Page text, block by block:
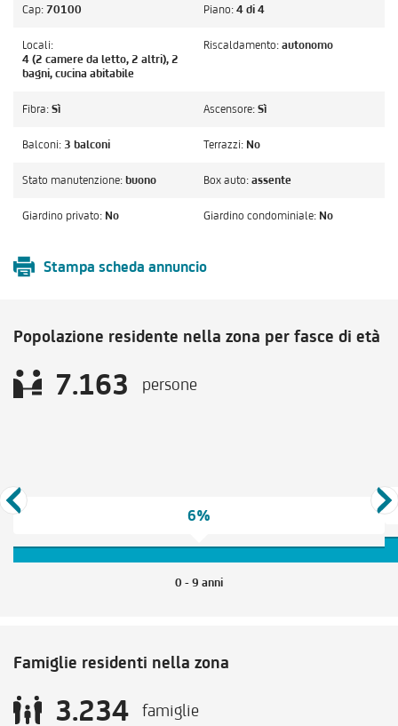
Cap: 70100 Piano: 4 di 4
Locali:
4 (2 camere da letto, 2 altri), 2
bagni, cucina abitabile
Riscaldamento: autonomo
Fibra: Sì Ascensore: Sì
Balconi: 3 balconi Terrazzi: No
Stato manutenzione: buono Box auto: assente
Giardino privato: No Giardino condominiale: No
Stampa scheda annuncio
Popolazione residente nella zona per fasce di età
7.163 persone
6%
0 - 9 anni
Famiglie residenti nella zona
3.234 famiglie